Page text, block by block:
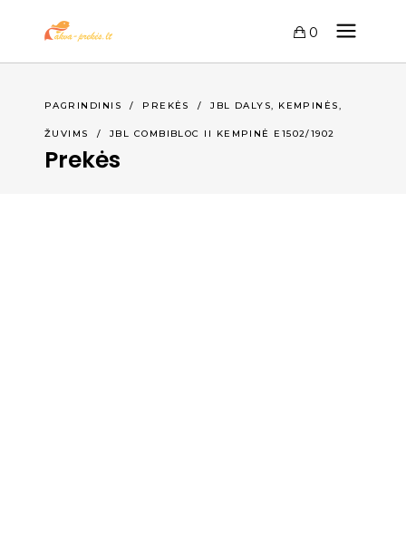
0
PAGRINDINIS / PREKĖS /JBL DALYS, KEMPINĖS,
ŽUVIMS / JBL COMBIBLOC II KEMPINĖ E1502/1902
Prekės